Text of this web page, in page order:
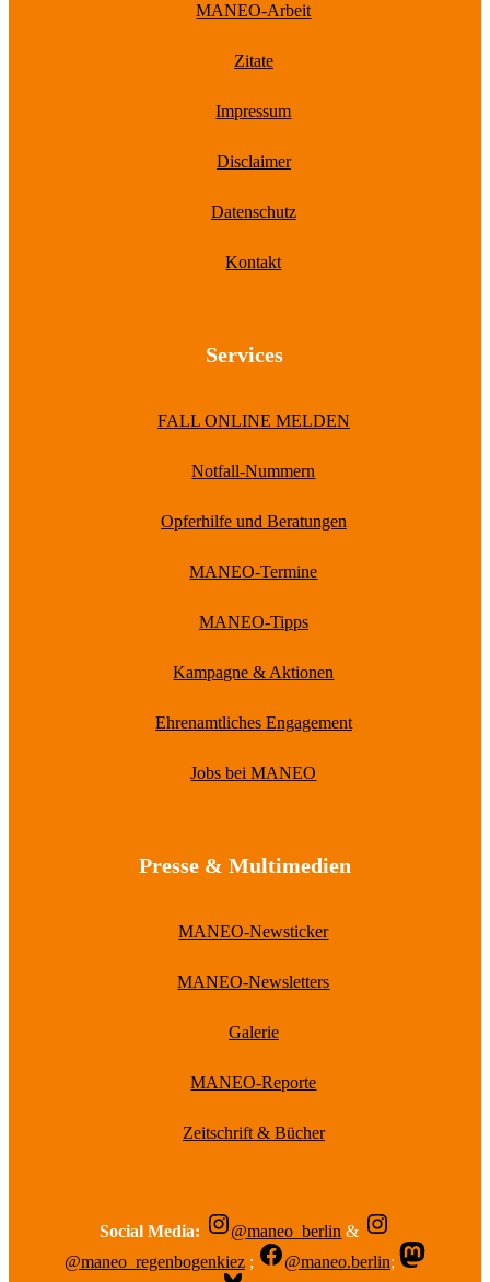
MANEO-Arbeit
Zitate
Impressum
Disclaimer
Datenschutz
Kontakt
Services
FALL ONLINE MELDEN
Notfall-Nummern
Opferhilfe und Beratungen
MANEO-Termine
MANEO-Tipps
Kampagne & Aktionen
Ehrenamtliches Engagement
Jobs bei MANEO
Presse & Multimedien
MANEO-Newsticker
MANEO-Newsletters
Galerie
MANEO-Reporte
Zeitschrift & Bücher
Social Media: @maneo_berlin &
@maneo_regenbogenkiez ; @maneo.berlin;